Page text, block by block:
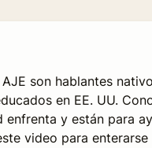
son hablantes
en EE. UU.
enfrenta y están para
video para enterarse